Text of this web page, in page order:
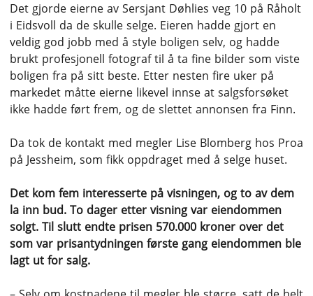
Det gjorde eierne av Sersjant Døhlies veg 10 på Råholt
i Eidsvoll da de skulle selge. Eieren hadde gjort en
veldig god jobb med å style boligen selv, og hadde
brukt profesjonell fotograf til å ta fine bilder som viste
boligen fra på sitt beste. Etter nesten fire uker på
markedet måtte eierne likevel innse at salgsforsøket
ikke hadde ført frem, og de slettet annonsen fra Finn.
Da tok de kontakt med megler Lise Blomberg hos Proa
på Jessheim, som fikk oppdraget med å selge huset.
Det kom fem interesserte på visningen, og to av dem
la inn bud. To dager etter visning var eiendommen
solgt. Til slutt endte prisen 570.000 kroner over det
som var prisantydningen første gang eiendommen ble
lagt ut for salg.